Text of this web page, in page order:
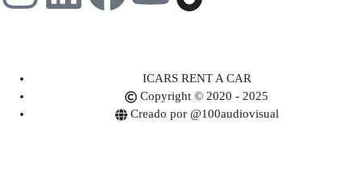
ICARS RENT A CAR
Copyright © 2020 - 2025
Creado por @100audiovisual